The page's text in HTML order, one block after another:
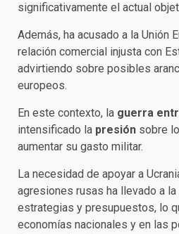
significativamente el actual
Además, ha acusado a la Unión
relación comercial injusta con
advirtiendo sobre posibles
europeos.
En este contexto, la guerra
intensificado la presión sobre
aumentar su gasto militar.
La necesidad de apoyar a
agresiones rusas ha llevado a la
estrategias y presupuestos, lo
economías nacionales y en las